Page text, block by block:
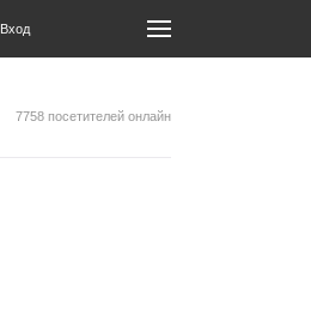
Вход
7758 посетителей онлайн